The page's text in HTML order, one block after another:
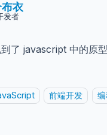
衣
发者
了 javascript 中的原
前端开发